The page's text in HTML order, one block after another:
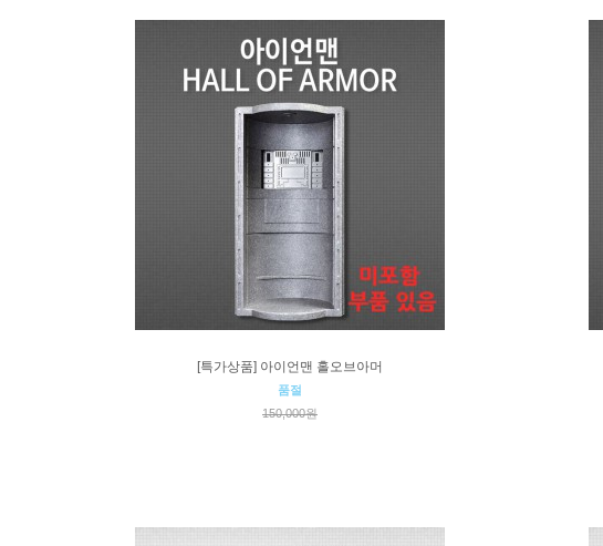
[특가상품] 아이언맨 홀오브아머
품절
150,000원